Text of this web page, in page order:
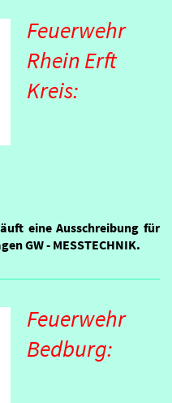
Feuerwehr
Rhein Erft
Kreis:
eine Ausschreibung für
GW - MESSTECHNIK.
Feuerwehr
Bedburg: